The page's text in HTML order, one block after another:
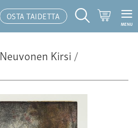
OSTA TAIDETTA
Hakutoiminto
MENU
Neuvonen Kirsi/